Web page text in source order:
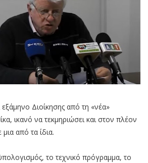
Διοίκησης από τη «νέα»
ικανό να τεκμηριώσει και στον πλέον
από τα ίδια.
το τεχνικό πρόγραμμα, το